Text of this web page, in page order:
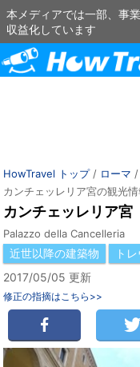
本メディアでは一部、事
収益化しています
HowTravel トップ/ ローマ /
カンチェッレリア宮の観光
カンチェッレリア宮
Palazzo della Cancelleria
近世以降の建築物
ト
2017/05/05 更新
修正の指摘はこちら>>